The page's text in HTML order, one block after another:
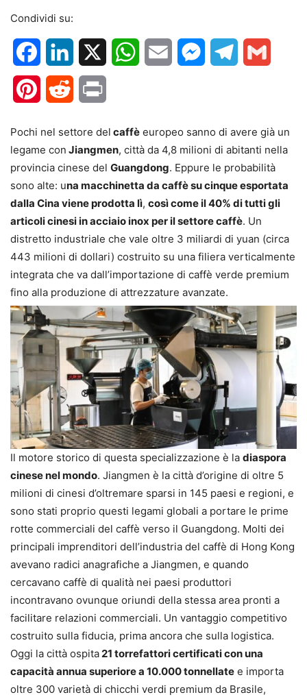
Condividi su:
FacebookLinkedIn WhatsApp
Email MessengerTelegram
PinterestReddit
Pochi nel settore del caffè europeo sanno di avere già un
legame con Jiangmen, città da 4,8 milioni di abitanti nella
provincia cinese del Guangdong. Eppure le probabilità
sono alte: una macchinetta da caffè su cinque esportata
dalla Cina viene prodotta lì, così come il 40% di tutti gli
articoli cinesi in acciaio inox per il settore caffè. Un
distretto industriale che vale oltre 3 miliardi di yuan (circa
443 milioni di dollari) costruito su una filiera verticalmente
integrata che va dall’importazione di caffè verde premium
fino alla produzione di attrezzature avanzate.
Il motore storico di questa specializzazione è la diaspora
cinese nel mondo. Jiangmen è la città d’origine di oltre 5
milioni di cinesi d’oltremare sparsi in 145 paesi e regioni, e
sono stati proprio questi legami globali a portare le prime
rotte commerciali del caffè verso il Guangdong. Molti dei
principali imprenditori dell’industria del caffè di Hong Kong
avevano radici anagrafiche a Jiangmen, e quando
cercavano caffè di qualità nei paesi produttori
incontravano ovunque oriundi della stessa area pronti a
facilitare relazioni commerciali. Un vantaggio competitivo
costruito sulla fiducia, prima ancora che sulla logistica.
Oggi la città ospita21 torrefattori certificati con una
capacità annua superiore a 10.000 tonnellate e importa
oltre 300 varietà di chicchi verdi premium da Brasile,